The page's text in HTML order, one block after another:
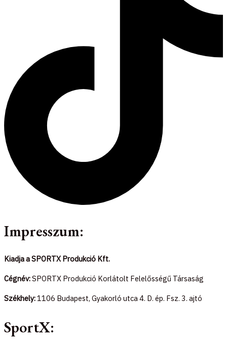
Impresszum:
Kiadja a SPORTX Produkció Kft.
Cégnév:SPORTX Produkció Korlátolt Felelősségű Társaság
Székhely:1106 Budapest, Gyakorló utca 4. D. ép. Fsz. 3. ajtó
SportX: